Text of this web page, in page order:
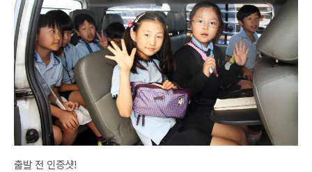
출발 전 인증샷!